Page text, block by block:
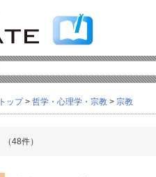
トップ> 哲学・心理学・宗教 > 宗教
（48件）